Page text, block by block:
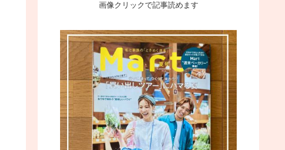
画像クリックで記事読めます